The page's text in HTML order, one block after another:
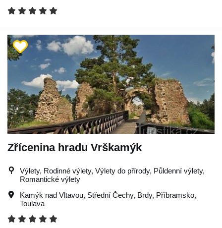
Zřícenina hradu Vrškamýk
Výlety, Rodinné výlety, Výlety do přírody, Půldenní výlety,
Romantické výlety
Kamýk nad Vltavou, Střední Čechy, Brdy, Příbramsko,
Toulava